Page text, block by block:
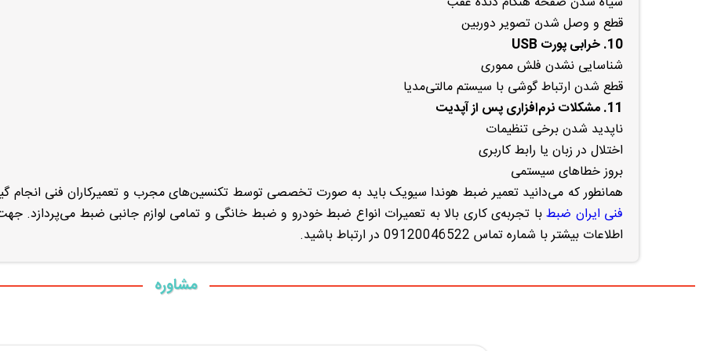
قطع و وصل شدن تصویر دوربین
10. خرابی پورت USB
شناسایی نشدن فلش مموری
قطع شدن ارتباط گوشی با سیستم مالتی‌مدیا
11. مشکلات نرم‌افزاری پس از آپدیت
ناپدید شدن برخی تنظیمات
اختلال در زبان یا رابط کاربری
بروز خطاهای سیستمی
همانطور که می‌دانید تعمیر ضبط هوندا سیویک باید به صورت تخصصی توسط تکنسین‌های مجرب و تعمیرکاران فنی انجام
فنی ایران ضبطبا تجربه‌ی کاری بالا به تعمیرات انواع ضبط خودرو و ضبط خانگی و تمامی لوازم جانبی ضبط می‌پردازد.
اطلاعات بیشتر با شماره تماس 09120046522 در ارتباط باشید.
مشاوره